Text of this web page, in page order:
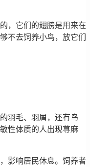
它们的翅膀是用来在
不去饲养小鸟，放它们
羽毛、羽屑，还有鸟
性体质的人出现荨麻
响居民休息。饲养者